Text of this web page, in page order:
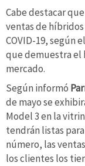
Cabe destacar
ventas de
COVID-19, según
que demuestra el
mercado.
Según informó
de mayo se
Model 3 en la
tendrán listas
número, las
los clientes los